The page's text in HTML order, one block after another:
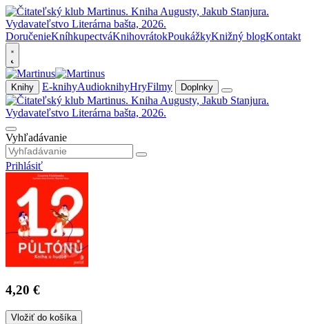
DoručenieKníhkupectváKnihovrátokPoukážkyKnižný blogKontakt
Knihy E-knihyAudioknihyHryFilmy Doplnky
Vyhľadávanie
Prihlásiť
4,20 €
Vložiť do košíka